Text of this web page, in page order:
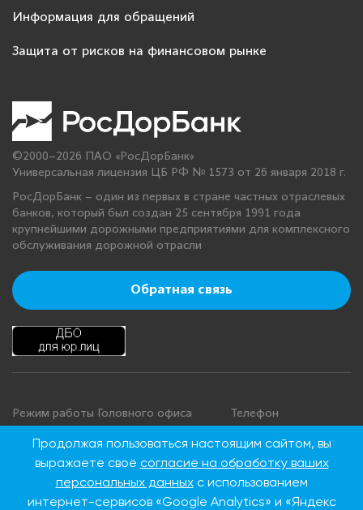
Информация для обращений
Защита от рисков на финансовом рынке
©2000–2026 ПАО «РосДорБанк»
Универсальная лицензия ЦБ РФ № 1573 от 26 января 2018 г.
РосДорБанк – один из первых в стране частных отраслевых
банков, который был создан 25 сентября 1991 года
крупнейшими дорожными предприятиями для комплексного
обслуживания дорожной отрасли
Обратная связь
Режим работы Головного офиса
Понедельник - четверг: с 9:00 до
18:00
Суббота, воскресенье: выходные
Телефон
+7 495 276 00 22
8 800 100 00 22
России)
Продолжая пользоваться настоящим сайтом, вы
выражаете своё согласие на обработку ваших
персональных данныхс использованием
интернет-сервисов «Google Analytics» и «Яндекс